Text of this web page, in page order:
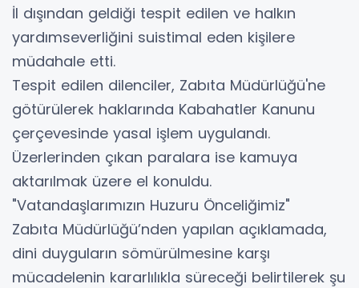
​İl dışından geldiği tespit edilen ve halkın
yardımseverliğini suistimal eden kişilere
müdahale etti.
​Tespit edilen dilenciler, Zabıta Müdürlüğü'ne
götürülerek haklarında Kabahatler Kanunu
çerçevesinde yasal işlem uygulandı.
​Üzerlerinden çıkan paralara ise kamuya
aktarılmak üzere el konuldu.
​"Vatandaşlarımızın Huzuru Önceliğimiz"
​Zabıta Müdürlüğü’nden yapılan açıklamada,
dini duyguların sömürülmesine karşı
mücadelenin kararlılıkla süreceği belirtilerek şu